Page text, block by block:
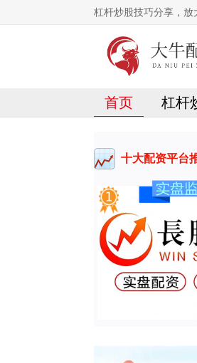
杠杆炒股技巧分享，放
首页 杠杆
十大配资平台